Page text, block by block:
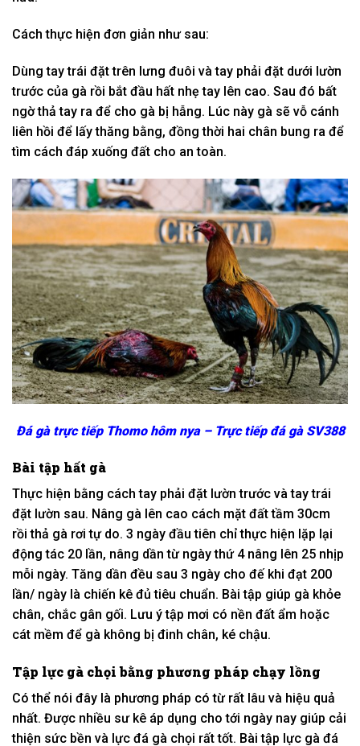
Cách thực hiện đơn giản như sau:
Dùng tay trái đặt trên lưng đuôi và tay phải đặt dưới lườn
trước của gà rồi bắt đầu hất nhẹ tay lên cao. Sau đó bất
ngờ thả tay ra để cho gà bị hẫng. Lúc này gà sẽ vỗ cánh
liên hồi để lấy thăng bằng, đồng thời hai chân bung ra để
tìm cách đáp xuống đất cho an toàn.
Đá gà trực tiếp Thomo hôm nya – Trực tiếp đá gà SV388
Bài tập hất gà
Thực hiện bằng cách tay phải đặt lườn trước và tay trái
đặt lườn sau. Nâng gà lên cao cách mặt đất tầm 30cm
rồi thả gà rơi tự do. 3 ngày đầu tiên chỉ thực hiện lặp lại
động tác 20 lần, nâng dần từ ngày thứ 4 nâng lên 25 nhịp
mỗi ngày. Tăng dần đều sau 3 ngày cho đế khi đạt 200
lần/ ngày là chiến kê đủ tiêu chuẩn. Bài tập giúp gà khỏe
chân, chắc gân gối. Lưu ý tập mơi có nền đất ẩm hoặc
cát mềm để gà không bị đinh chân, ké chậu.
Tập lực gà chọi bằng phương pháp chạy lồng
Có thể nói đây là phương pháp có từ rất lâu và hiệu quả
nhất. Được nhiều sư kê áp dụng cho tới ngày nay giúp cải
thiện sức bền và lực đá gà chọi rất tốt. Bài tập lực gà đá